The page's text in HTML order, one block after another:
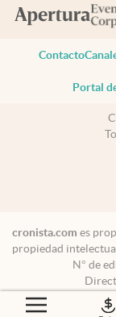
Contacto
Portal
cronista.com es
propiedad
N° de